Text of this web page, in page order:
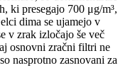
ki presegajo 700 μg/m³,
dima se ujamejo v
v zrak izločajo še več
osnovni zračni filtri ne
nasprotno zasnovani za